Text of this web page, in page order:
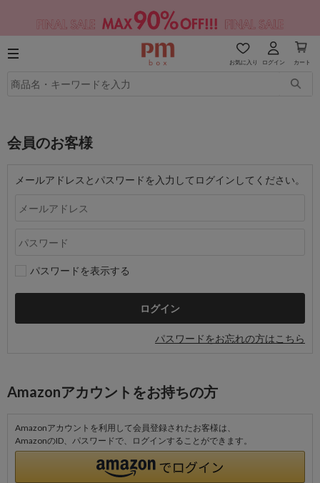
お気に入り ログイン カート
会員のお客様
メールアドレスとパスワードを入力してログインしてください。
パスワードを表示する
パスワードをお忘れの方はこちら
Amazonアカウントをお持ちの方
Amazonアカウントを利用して会員登録されたお客様は、
AmazonのID、パスワードで、ログインすることができます。